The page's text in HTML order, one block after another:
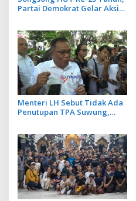
Partai Demokrat Gelar Aksi
Menteri LH Sebut Tidak Ada
Penutupan TPA Suwung,